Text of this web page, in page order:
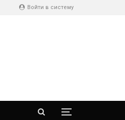
Войти в систему